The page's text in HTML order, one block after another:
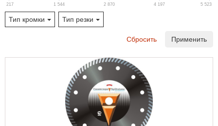
217 1 544 2 870 4 197 5 523
Тип кромки Тип резки
Сбросить Применить